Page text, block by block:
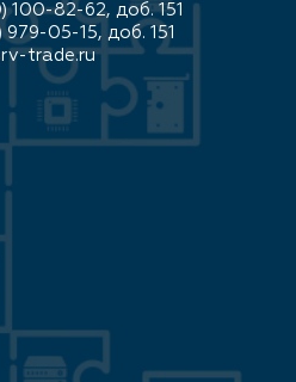
100-82-62, доб. 151
979-05-15, доб. 151
trade.ru